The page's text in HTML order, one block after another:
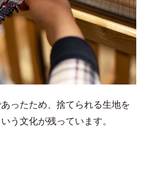
ったため、捨てられる生地を
う文化が残っています。